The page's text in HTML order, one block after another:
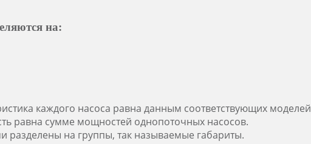
на:
каждого насоса равна данным соответствующих моделей
равна сумме мощностей однопоточных насосов.
разделены на группы, так называемые габариты.